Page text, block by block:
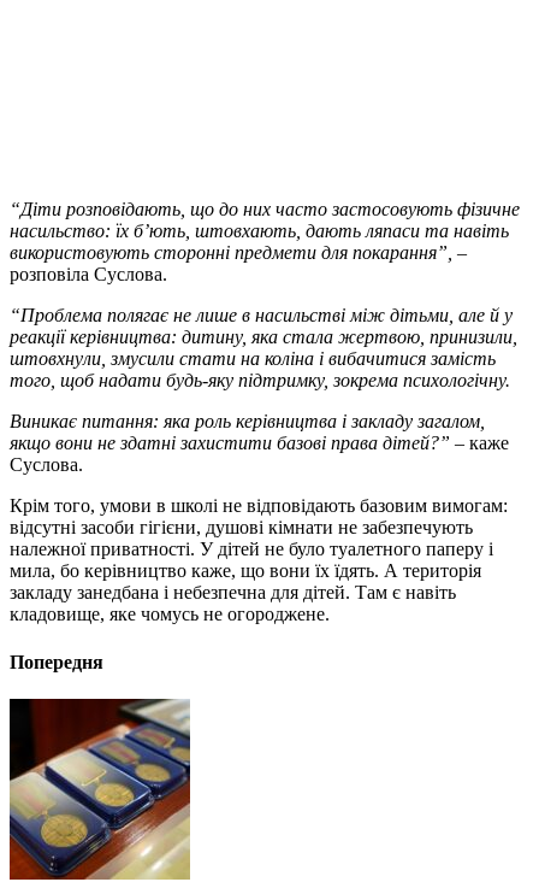
“Діти розповідають, що до них часто застосовують фізичне
насильство: їх б’ють, штовхають, дають ляпаси та навіть
використовують сторонні предмети для покарання”, –
розповіла Суслова.
“Проблема полягає не лише в насильстві між дітьми, але й у
реакції керівництва: дитину, яка стала жертвою, принизили,
штовхнули, змусили стати на коліна і вибачитися замість
того, щоб надати будь-яку підтримку, зокрема психологічну.
Виникає питання: яка роль керівництва і закладу загалом,
якщо вони не здатні захистити базові права дітей?” – каже
Суслова.
Крім того, умови в школі не відповідають базовим вимогам:
відсутні засоби гігієни, душові кімнати не забезпечують
належної приватності. У дітей не було туалетного паперу і
мила, бо керівництво каже, що вони їх їдять. А територія
закладу занедбана і небезпечна для дітей. Там є навіть
кладовище, яке чомусь не огороджене.
Попередня